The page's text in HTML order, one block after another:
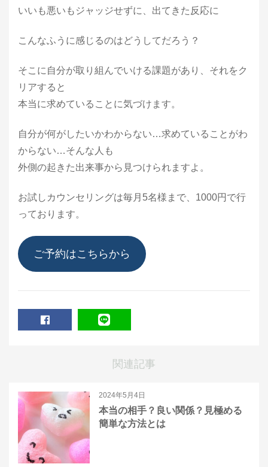
いいも悪いもジャッジせずに、出てきた反応に
こんなふうに感じるのはどうしてだろう？
そこに自分が取り組んでいける課題があり、それをク
リアすると
本当に求めていることに気づけます。
自分が何がしたいかわからない…求めていることがわ
からない…そんな人も
外側の起きた出来事から見つけられますよ。
お試しカウンセリングは毎月5名様まで、1000円で行
っております。
ご予約はこちらから
関連記事
2024年5月4日
本当の相手？良い関係？見極める
簡単な方法とは